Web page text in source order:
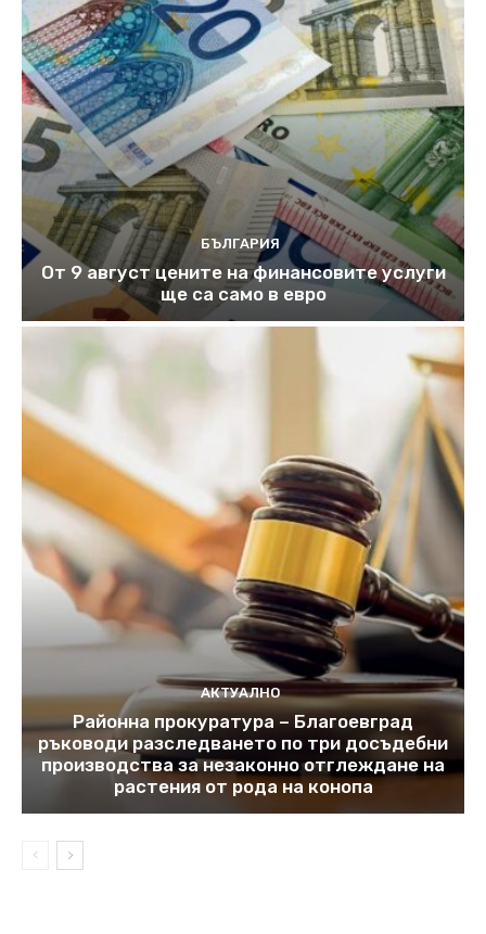
БЪЛГАРИЯ
От 9 август цените на финансовите услуги
ще са само в евро
АКТУАЛНО
Районна прокуратура – Благоевград
ръководи разследването по три досъдебни
производства за незаконно отглеждане на
растения от рода на конопа